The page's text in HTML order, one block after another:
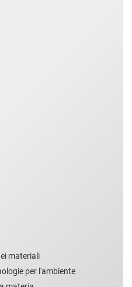
materiali
per l'ambiente